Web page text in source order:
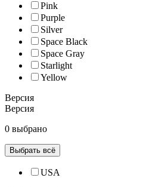
Pink
Purple
Silver
Space Black
Space Gray
Starlight
Yellow
Версия
Версия
0 выбрано
Выбрать всё
USA